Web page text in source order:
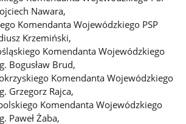
Nawara,
Komendanta Wojewódzkiego PSP
Krzemiński,
Komendanta Wojewódzkiego
Bogusław Brud,
Komendanta Wojewódzkiego
Grzegorz Rajca,
Komendanta Wojewódzkiego
Paweł Żaba,